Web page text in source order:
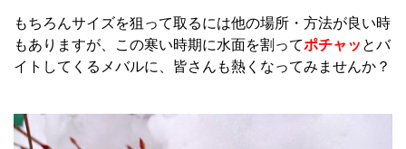
もちろんサイズを狙って取るには他の場所・方法が良い時
もありますが、この寒い時期に水面を割ってポチャッ とバ
イトしてくるメバルに、皆さんも熱くなってみませんか？